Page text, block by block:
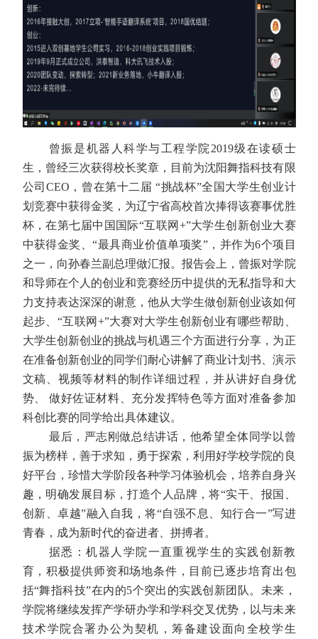
曾振是机器人科学与工程学院 2019级在读硕士
生，曾经三次获得校长奖章，目前为沈阳舞指科技有限
公司 CEO ，曾在第十二届 “挑战杯”全国大学生创业计
划竞赛中获得金奖，为辽宁省高校首次捧得该赛事优胜
杯，在第七届中国国际“互联网 +”大学生创新创业大赛
中获得金奖、“最具商业价值单项奖”，并作为6个项目
之一，向孙春兰副总理做汇报。报告会上，曾振对学院
和导师在个人的创业和竞赛经历中提供的无私指导和大
力支持表达深深的谢意，他从大学生做创新创业该如何
起步、“互联网 +”大赛对大学生创新创业有哪些帮助、
大学生创新创业的挑战与机遇三个方面进行分享，为正
在准备创新创业的同学们耐心讲解了商业计划书、演示
文稿、视频等材料的制作详细过程，并从讲好自身优
势、 做好佐证材料、充分发挥特色等方面对准备参加
科创比赛的同学给出具体建议。
最后，严志刚做总结讲话，他希望全体同学以曾
振为榜样，善于求知，勇于探索，利用好学校学院的良
好平台，珍惜大学阶段各种学习体验机会，培养自身兴
趣，明确发展目标，打造个人品牌，将“实干、报国、
创新、卓越”融入自我，将“自强不息、知行合一”写进
青春，成为新时代的奋进者、拼搏者。
据悉：机器人学院一直重视学生的实践创新教
育，积极提供师资和场地条件，目前已逐步培育出包
括“舞指科技”在内的5个突出的实践创新团队。未来，
学院将继续发挥产学研办学和学科交叉优势，以与未来
技术学院合署办公为契机，筹备建设面向全校学生